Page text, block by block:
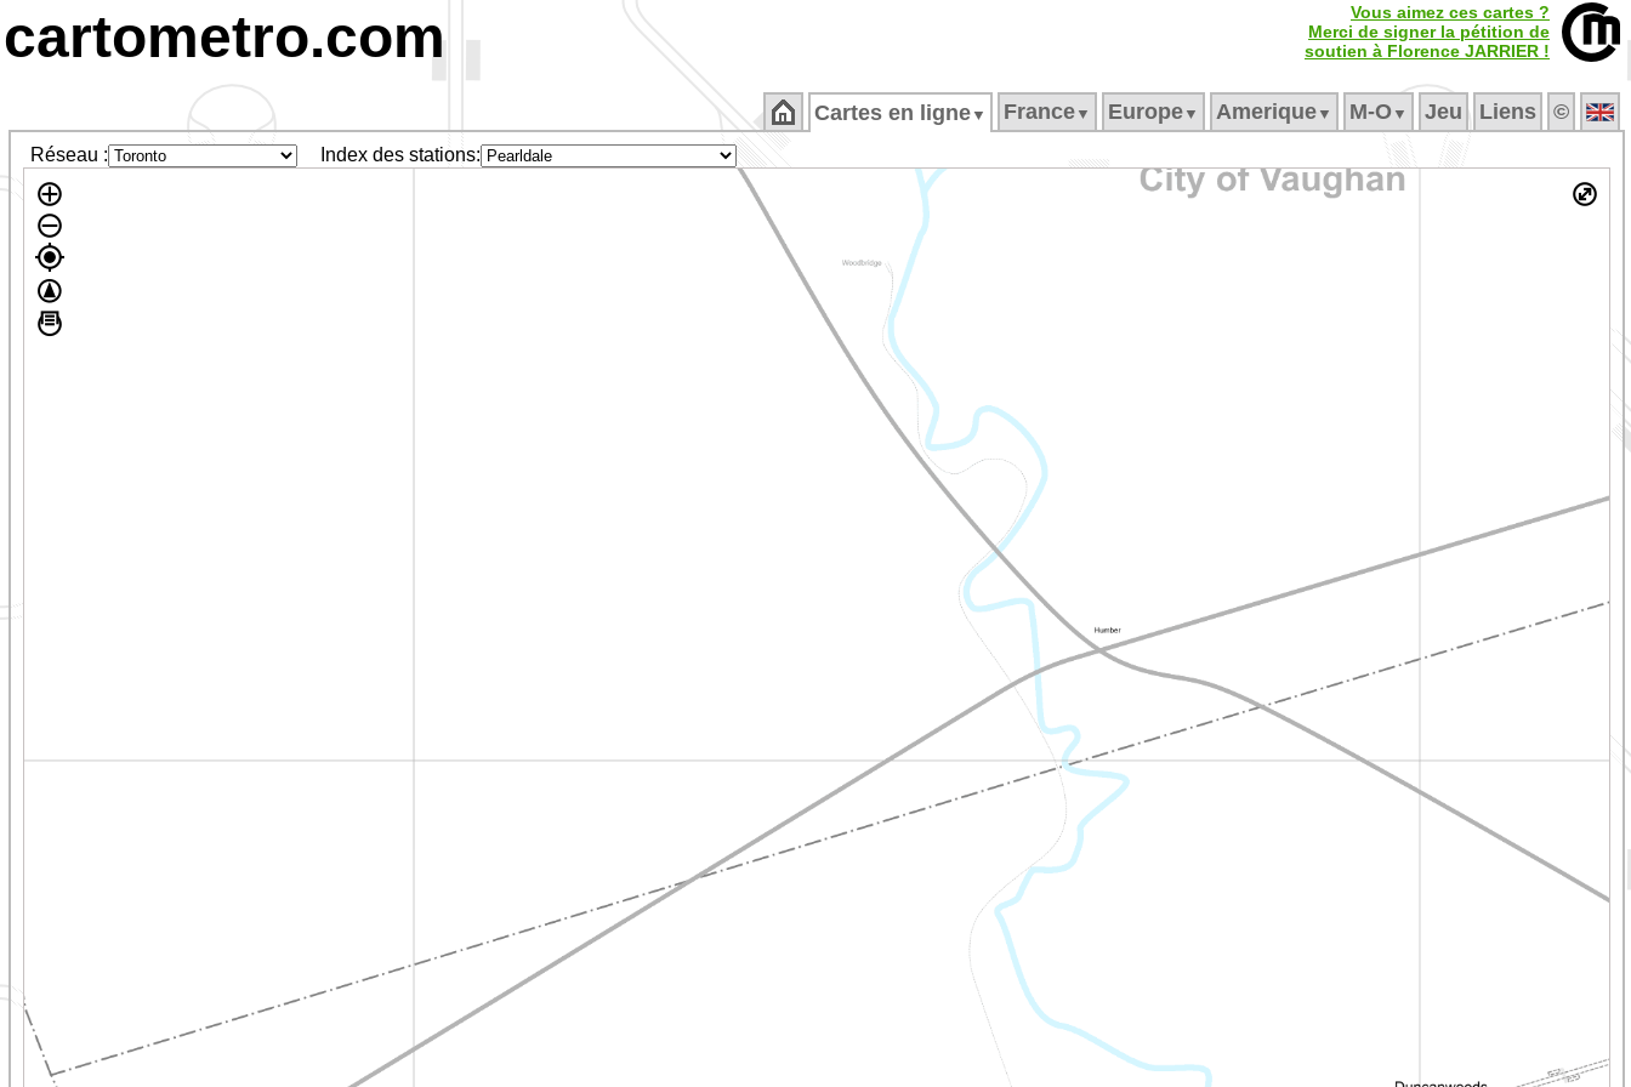
cartometro.com
Vous aimez ces cartes ?
Merci de signer la pétition de
soutien à Florence JARRIER !
Cartes en ligne ▼ France ▼ Europe ▼ Amerique ▼ M‑O ▼ Jeu Liens ©
Réseau : Index des stations: